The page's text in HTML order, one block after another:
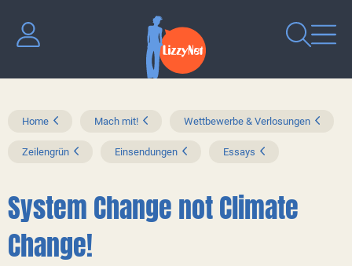
Home Mach mit! Wettbewerbe & Verlosungen
Zeilengrün Einsendungen Essays
System Change not Climate
Change!